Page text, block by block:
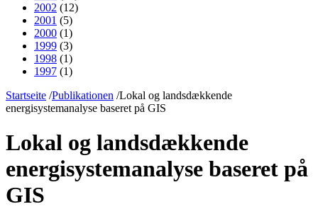
2002 (12)
2001 (5)
2000 (1)
1999 (3)
1998 (1)
1997 (1)
Startseite /Publikationen /Lokal og landsdækkende
energisystemanalyse baseret på GIS
Lokal og landsdækkende
energisystemanalyse baseret på
GIS